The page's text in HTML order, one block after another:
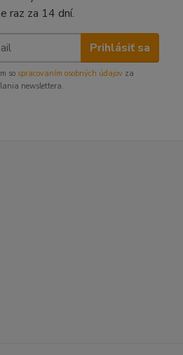
raz za 14 dní.
Prihlásiť sa
so spracovaním osobných údajov za
newslettera.